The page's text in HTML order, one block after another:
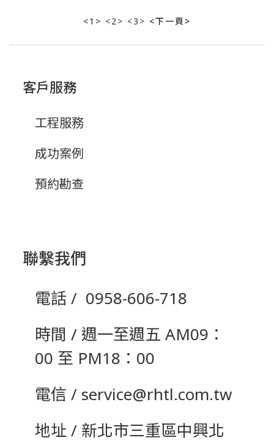
<1> <2> <3> <下一頁>
客戶服務
工程服務
成功案例
預約勘查
聯繫我們
電話 / 0958-606-718
時間 / 週一至週五 AM09：
00 至 PM18：00
電信 / service@rhtl.com.tw
地址 / 新北市三重區中興北